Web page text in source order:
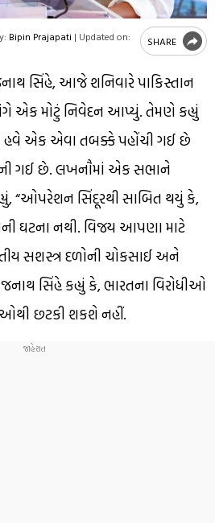
Bipin Prajapati | Updated on:
SHARE
સિંહે, આજે શનિવારે પાકિસ્તાન
એક મોટું નિવેદન આપ્યું. તેમણે કહ્યું
હવે એક એવા તબક્કે પહોંચી ગઈ છે
ગઈ છે. લખનૌમાં એક સભાને
“ઓપરેશન સિંદૂરથી સાબિત થયું કે,
ઘટના નથી. વિજય આપણા માટે
સશસ્ત્ર દળોની ચોકસાઈ અને
સિંહે કહ્યું કે, ભારતના વિરોધીઓ
છટકી શકશે નહીં.